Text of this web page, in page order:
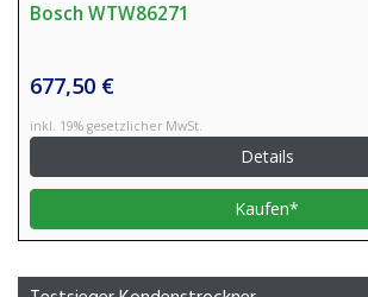
Bosch WTW86271
677,50 €
inkl. 19% gesetzlicher MwSt.
Details
Kaufen*